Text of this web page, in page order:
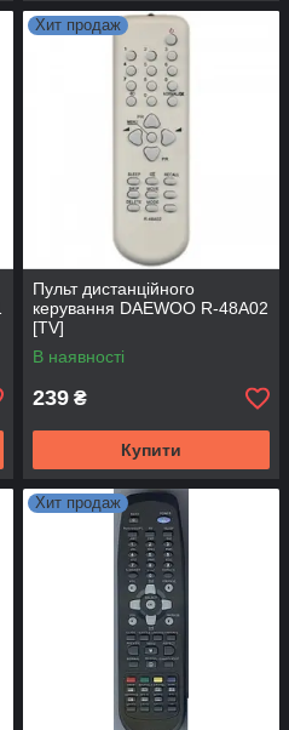
Хит продаж
Пульт дистанційного
керування DAEWOO R-48A02
[TV]
В наявності
239 ₴
Купити
Хит продаж